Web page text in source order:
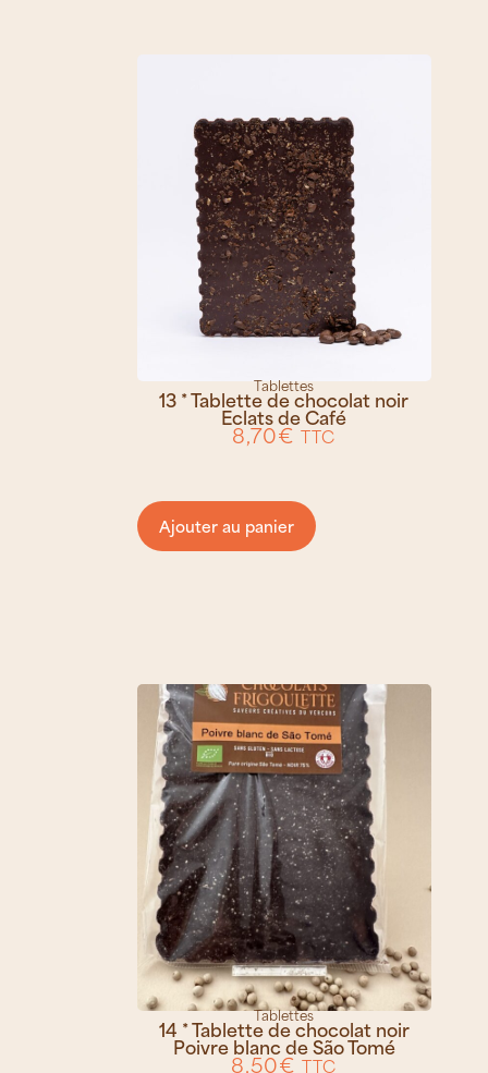
Tablettes
13 * Tablette de chocolat noir
Eclats de Café
8,70€ TTC
Ajouter au panier
Tablettes
14 * Tablette de chocolat noir
Poivre blanc de São Tomé
8,50€ TTC